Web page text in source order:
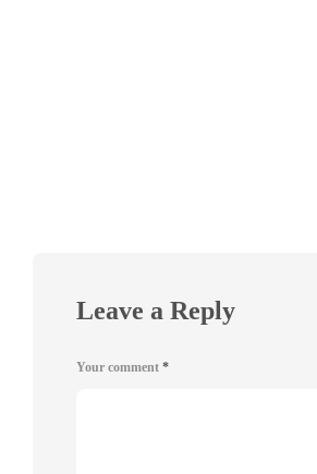
Leave a Reply
Your comment *